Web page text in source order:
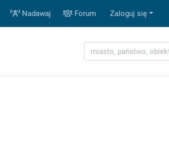
Nadawaj Forum Zaloguj się